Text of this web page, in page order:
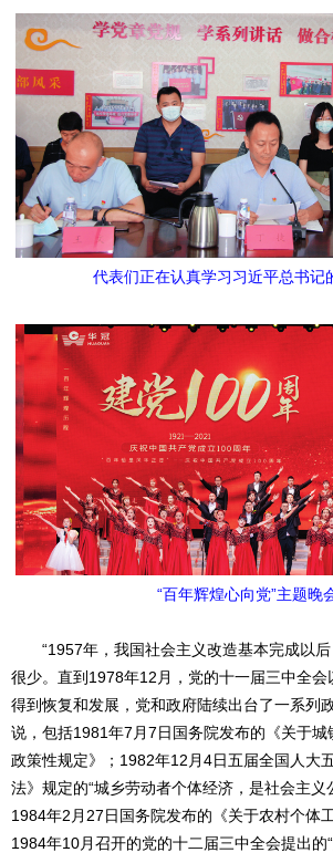
代表们正在认真学习习近平总书记
“百年辉煌心向党”主题晚
“1957年，我国社会主义改造基本完成以后
很少。直到1978年12月，党的十一届三中全
得到恢复和发展，党和政府陆续出台了一系列
说，包括1981年7月7日国务院发布的《关于
政策性规定》；1982年12月4日五届全国人大
法》规定的“城乡劳动者个体经济，是社会主义
1984年2月27日国务院发布的《关于农村个体
1984年10月召开的党的十二届三中全会提出的